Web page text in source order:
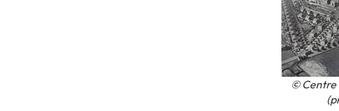
© Centre